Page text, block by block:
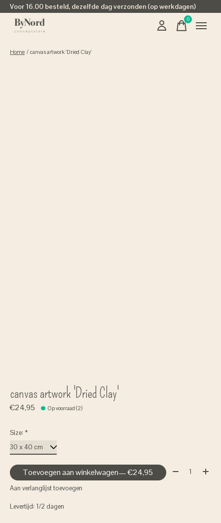
Voor 16.00 besteld, dezelfde dag verzonden (op werkdagen)
0items
Home / canvas artwork 'Dried Clay'
canvas artwork 'Dried Clay'
€24,95 Op voorraad (2)
Size: *
Toevoegen aan winkelwagen — €24,95 Aantal:
Aan verlanglijst toevoegen
Levertijd: 1/2 dagen